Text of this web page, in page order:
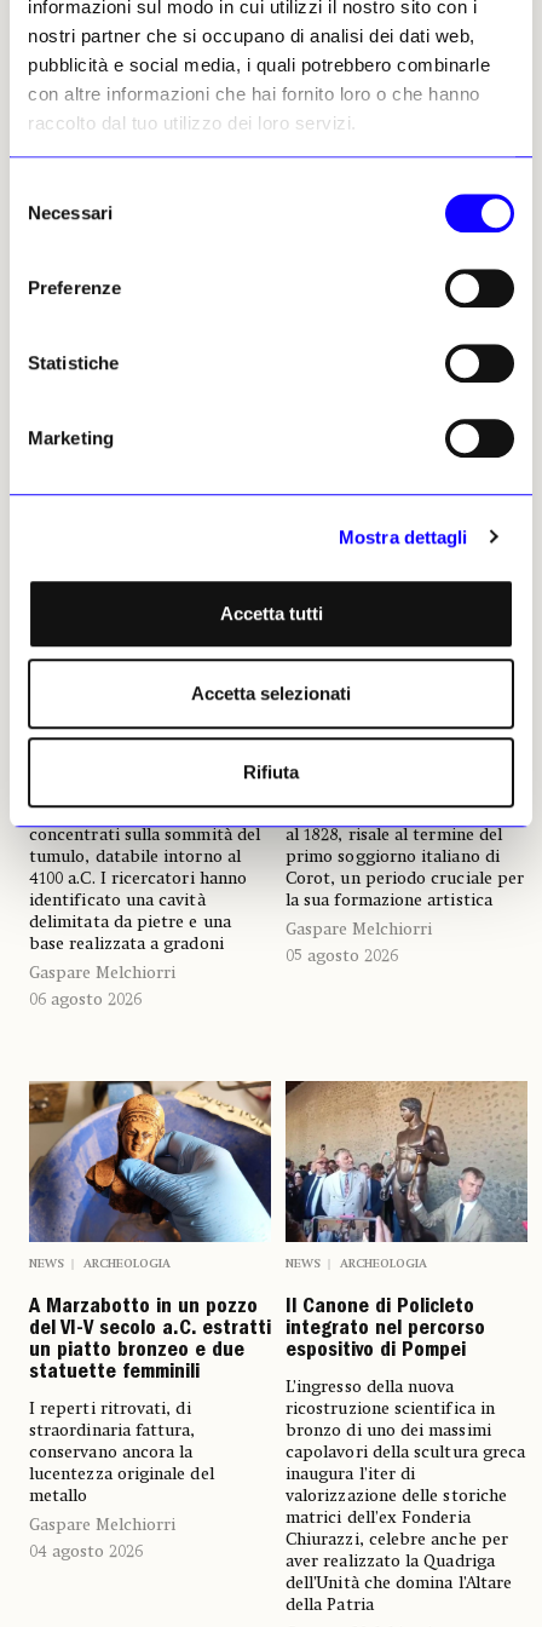
informazioni sul modo in cui utilizzi il nostro sito con i
nostri partner che si occupano di analisi dei dati web,
pubblicità e social media, i quali potrebbero combinarle
con altre informazioni che hai fornito loro o che hanno
raccolto dal tuo utilizzo dei loro servizi.
delNecessari
Preferenze
Statistiche
Marketing
Mostra dettagli
Accetta tutti
Accetta selezionati
Rifiuta
Gaspare Melchiorri, 26 maggio
2026 | © Riproduzione
riservata
Gaspare Melchiorri
NEWS ARCHEOLOGIA
In Germania scoperte
tomba centrale in uno dei
Gli scavi si sono ora
concentrati sulla sommità del
tumulo, databile intorno al
4100 a.C. I ricercatori hanno
identificato una cavità
delimitata da pietre e una
base realizzata a gradoni
Gaspare Melchiorri
06 agosto 2026
NEWS OTTOCENTO
Una veduta della Baia di
dal MiC per Capodimonte
L’importo stabilito per
600mila euro. L’opera, datata
al 1828, risale al termine del
primo soggiorno italiano di
Corot, un periodo cruciale per
la sua formazione artistica
Gaspare Melchiorri
05 agosto 2026
NEWS ARCHEOLOGIA
A Marzabotto in un pozzo
del VI-V secolo a.C. estratti
un piatto bronzeo e due
statuette femminili
I reperti ritrovati, di
straordinaria fattura,
conservano ancora la
lucentezza originale del
metallo
Gaspare Melchiorri
04 agosto 2026
NEWS ARCHEOLOGIA
Il Canone di Policleto
integrato nel percorso
espositivo di Pompei
L’ingresso della nuova
ricostruzione scientifica in
bronzo di uno dei massimi
capolavori della scultura greca
inaugura l’iter di
valorizzazione delle storiche
matrici dell’ex Fonderia
Chiurazzi, celebre anche per
aver realizzato la Quadriga
dell’Unità che domina l’Altare
della Patria